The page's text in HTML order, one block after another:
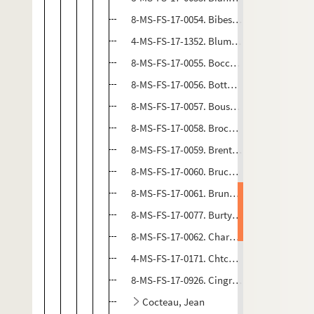
8-MS-FS-17-0054. Bibesco, Antoine
4-MS-FS-17-1352. Blum, René
8-MS-FS-17-0055. Boccioni, Umberto
8-MS-FS-17-0056. Botta, Gustavo
8-MS-FS-17-0057. Boussingault, Jean-
8-MS-FS-17-0058. Brockhaus et Pehrson
8-MS-FS-17-0059. Brentano's
8-MS-FS-17-0060. Bruce, Patrick Henry
8-MS-FS-17-0061. Brunelleschi, Umberto
8-MS-FS-17-0077. Burty Haviland, Frank
8-MS-FS-17-0062. Charasson, Henriette
4-MS-FS-17-0171. Chtchoukine, Serge
8-MS-FS-17-0926. Cingria, Alexandre
Cocteau, Jean